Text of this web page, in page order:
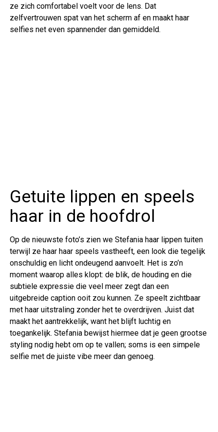
ze zich comfortabel voelt voor de lens. Dat
zelfvertrouwen spat van het scherm af en maakt haar
selfies net even spannender dan gemiddeld.
Getuite lippen en speels
haar in de hoofdrol
Op de nieuwste foto’s zien we Stefania haar lippen tuiten
terwijl ze haar haar speels vastheeft, een look die tegelijk
onschuldig en licht ondeugend aanvoelt. Het is zo’n
moment waarop alles klopt: de blik, de houding en die
subtiele expressie die veel meer zegt dan een
uitgebreide caption ooit zou kunnen. Ze speelt zichtbaar
met haar uitstraling zonder het te overdrijven. Juist dat
maakt het aantrekkelijk, want het blijft luchtig en
toegankelijk. Stefania bewijst hiermee dat je geen grootse
styling nodig hebt om op te vallen; soms is een simpele
selfie met de juiste vibe meer dan genoeg.